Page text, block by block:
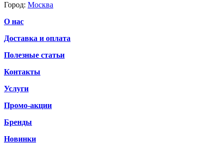
Город: Москва
О нас
Доставка и оплата
Полезные статьи
Контакты
Услуги
Промо-акции
Бренды
Новинки